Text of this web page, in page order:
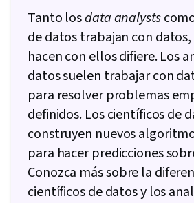
Tanto losdata analysts
de datos trabajan con
hacen con ellos difiere. Los
datos suelen trabajar con
para resolver problemas
definidos. Los científicos de
construyen nuevos
para hacer predicciones
Conozca más sobre la
científicos de datos y los